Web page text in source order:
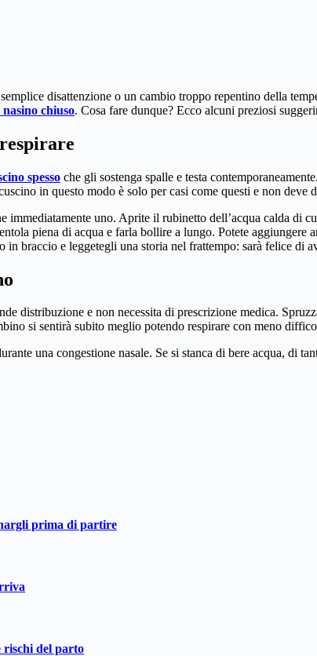
disattenzione o un cambio troppo repentino della
chiuso. Cosa fare dunque? Ecco alcuni preziosi
spesso che gli sostenga spalle e testa
in questo modo è solo per casi come questi e non deve
immediatamente uno. Aprite il rubinetto dell’acqua calda di
piena di acqua e farla bollire a lungo. Potete aggiungere
braccio e leggetegli una storia nel frattempo: sarà felice di
distribuzione e non necessita di prescrizione medica.
si sentirà subito meglio potendo respirare con meno
una congestione nasale. Se si stanca di bere acqua, di
prima di partire
rischi del parto